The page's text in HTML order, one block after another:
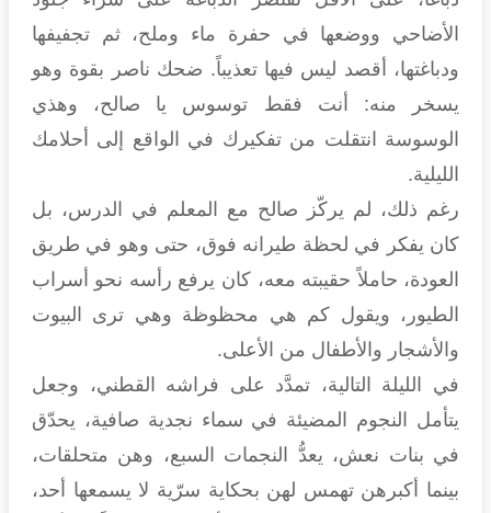
الأضاحي ووضعها في حفرة ماء وملح، ثم تجفيفها
ودباغتها، أقصد ليس فيها تعذيباً. ضحك ناصر بقوة وهو
يسخر منه: أنت فقط توسوس يا صالح، وهذي
الوسوسة انتقلت من تفكيرك في الواقع إلى أحلامك
الليلية.
رغم ذلك، لم يركّز صالح مع المعلم في الدرس، بل
كان يفكر في لحظة طيرانه فوق، حتى وهو في طريق
العودة، حاملاً حقيبته معه، كان يرفع رأسه نحو أسراب
الطيور، ويقول كم هي محظوظة وهي ترى البيوت
والأشجار والأطفال من الأعلى.
في الليلة التالية، تمدَّد على فراشه القطني، وجعل
يتأمل النجوم المضيئة في سماء نجدية صافية، يحدّق
في بنات نعش، يعدُّ النجمات السبع، وهن متحلقات،
بينما أكبرهن تهمس لهن بحكاية سرّية لا يسمعها أحد،